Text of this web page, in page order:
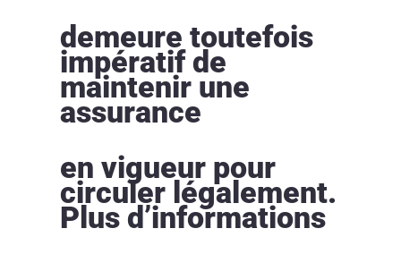
demeure toutefois
impératif de
maintenir une
assurance
en vigueur pour
circuler légalement.
Plus d’informations